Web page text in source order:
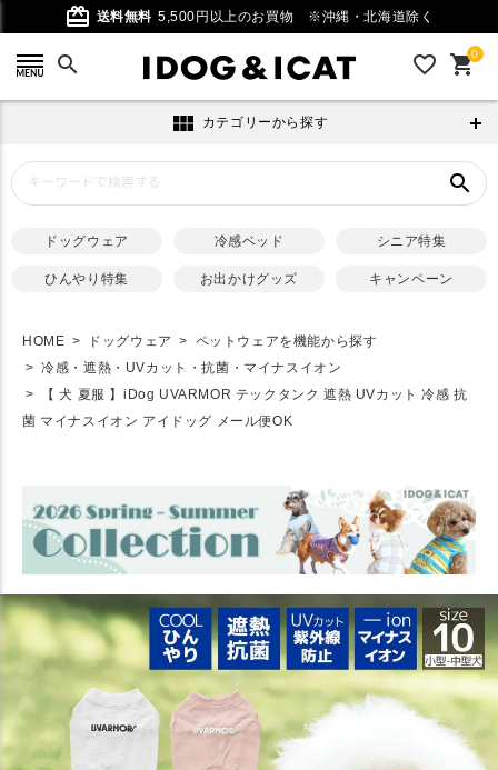
card_giftcard 送料無料 5,500円以上のお買物 ※沖縄・北海道除く
search favorite_outline 0
shopping_cart
view_module カテゴリーから探す
search
ドッグウェア 冷感ベッド シニア特集
ひんやり特集 お出かけグッズ キャンペーン
HOME ドッグウェア
ペットウェアを機能から探す
冷感・遮熱・UVカット・抗菌・マイナスイオン
【 犬 夏服 】iDog UVARMOR テックタンク 遮熱 UVカット 冷感 抗
菌 マイナスイオン アイドッグ メール便OK